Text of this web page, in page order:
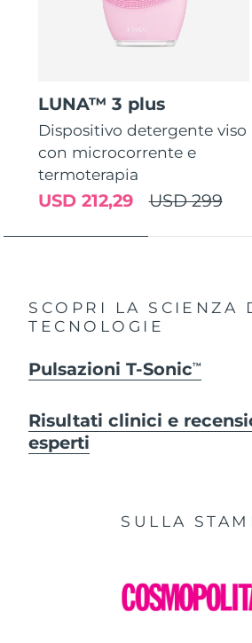
LUNA™ 3 plus
Dispositivo detergente viso
con microcorrente e
termoterapia
USD 299
USD 212,29
SCOPRI LA SCIENZA
TECNOLOGIE
Pulsazioni T-SonicTM
Risultati clinici e
esperti
SULLA